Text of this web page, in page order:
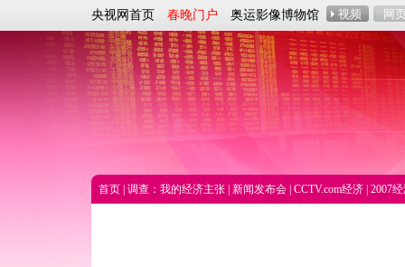
央视网首页 春晚门户 奥运影像博物馆
首页 调查：我的经济主张 新闻发布会 CCTV.com经济 2007